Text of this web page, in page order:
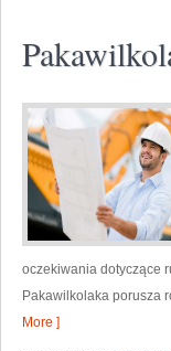
oczekiwania dotyczące
Pakawilkolaka porusza
More ]